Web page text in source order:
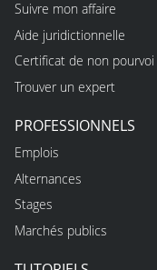
Suivre mon affaire
Aide juridictionnelle
Certificat de non pourvoi
Trouver un expert
PROFESSIONNELS
Emplois
Alternances
Stages
Marchés publics